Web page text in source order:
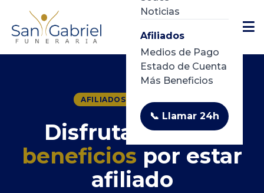
Noticias
Afiliados
Medios de Pago
Estado de Cuenta
Más Beneficios
📞 Llamar 24h
AFILIADOS SAN GABRIEL
Disfruta demás
beneficios por estar
afiliado